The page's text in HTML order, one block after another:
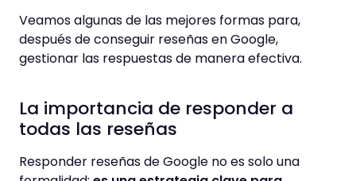
Veamos algunas de las mejores formas para,
después de conseguir reseñas en Google,
gestionar las respuestas de manera efectiva.
La importancia de responder a
todas las reseñas
Responder reseñas de Google no es solo una